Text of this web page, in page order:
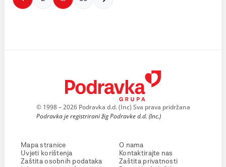
© 1998 – 2026 Podravka d.d. (Inc) Sva prava pridržana
Podravka je registrirani žig Podravke d.d. (Inc.)
Mapa stranice
Uvjeti korištenja
Zaštita osobnih podataka
O nama
Kontaktirajte nas
Zaštita privatnosti